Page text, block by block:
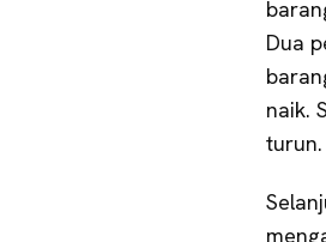
Dua
naik.
turun.